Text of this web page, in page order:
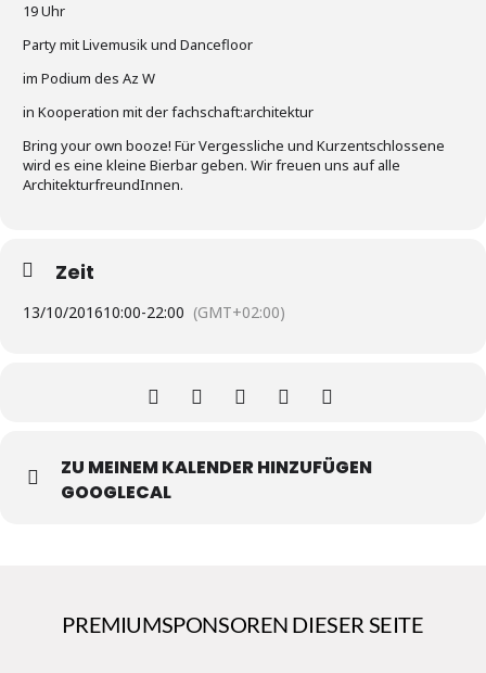
19 Uhr
Party mit Livemusik und Dancefloor
im Podium des Az W
in Kooperation mit der fachschaft:architektur
Bring your own booze! Für Vergessliche und Kurzentschlossene
wird es eine kleine Bierbar geben. Wir freuen uns auf alle
ArchitekturfreundInnen.
Zeit
13/10/201610:00-22:00 (GMT+02:00)
ZU MEINEM KALENDER HINZUFÜGEN
GOOGLECAL
PREMIUMSPONSOREN DIESER SEITE